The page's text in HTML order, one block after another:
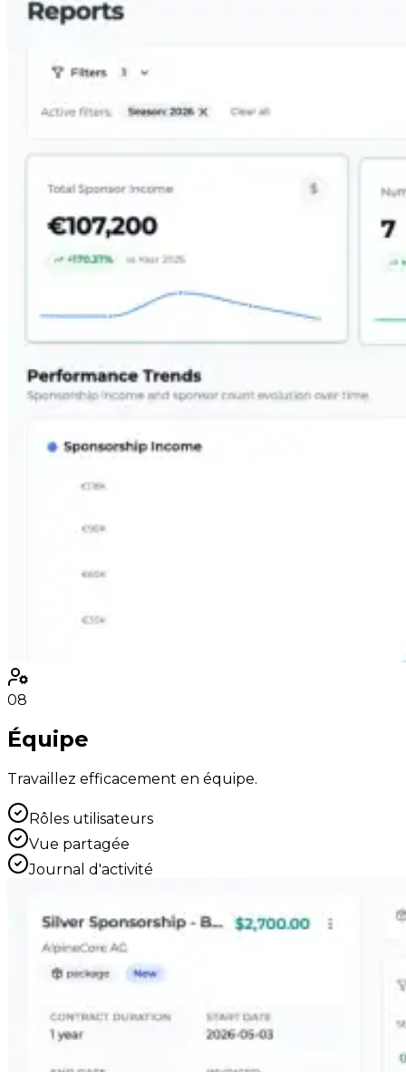
08
Équipe
Travaillez efficacement en équipe.
Rôles utilisateurs
Vue partagée
Journal d'activité